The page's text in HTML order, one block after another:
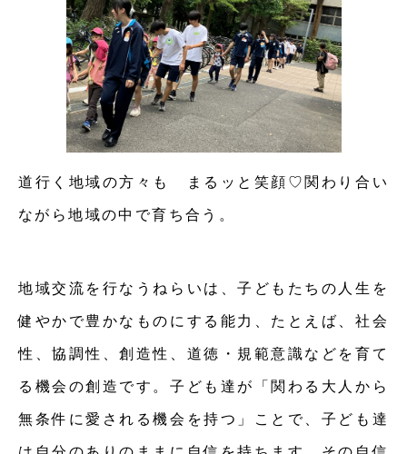
道行く地域の方々も まるッと笑顔♡関わり合い
ながら地域の中で育ち合う。
地域交流を行なうねらいは、子どもたちの人生を
健やかで豊かなものにする能力、たとえば、社会
性、協調性、創造性、道徳・規範意識などを育て
る機会の創造です。子ども達が「関わる大人から
無条件に愛される機会を持つ」ことで、子ども達